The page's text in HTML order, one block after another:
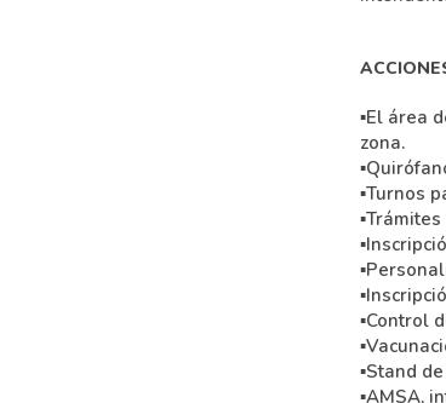
▪El área
zona.
▪Turnos
▪Control
▪Stand
▪AMSA,